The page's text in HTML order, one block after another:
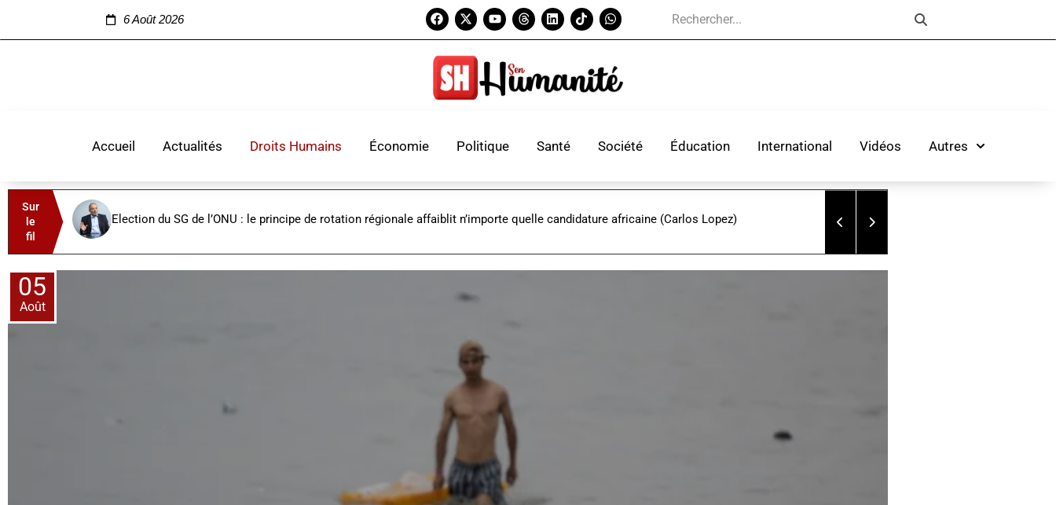
6 Août 2026
Accueil Actualités Droits Humains Économie Politique Santé Société Éducation International Vidéos Autres
Sur
le
fil
Election du SG de l’ONU : le principe de rotation régionale affaiblit n’importe quelle candidature africaine (Carlos Lopez)
05
Août